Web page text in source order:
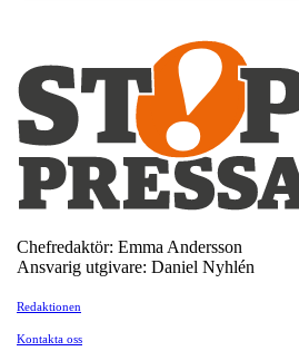
Chefredaktör: Emma Andersson
Ansvarig utgivare: Daniel Nyhlén
Redaktionen
Kontakta oss